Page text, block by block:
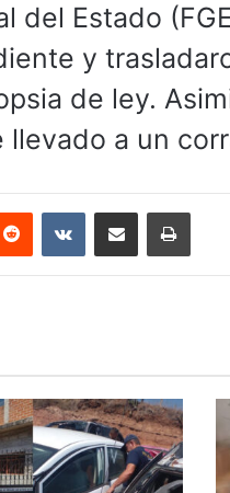
del Estado
y
de ley.
a un
Reddit VKontakteCompartir por correo electrónico